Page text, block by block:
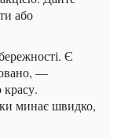
або
Є
—
минає швидко,